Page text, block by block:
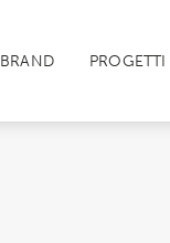
BRAND PROGETTI